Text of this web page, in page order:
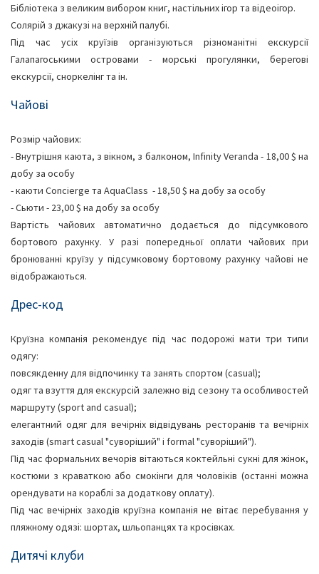
Бібліотека з великим вибором книг, настільних ігор та відеоігор.
Солярій з джакузі на верхній палубі.
Під час усіх круїзів організуються різноманітні екскурсії
Галапагоськими островами - морські прогулянки, берегові
екскурсії, сноркелінг та ін.
Чайові
Розмір чайових:
- Внутрішня каюта, з вікном, з балконом, Infinity Veranda - 18,00 $ на
добу за особу
- каюти Concierge та AquaClass - 18,50 $ на добу за особу
- Сьюти - 23,00 $ на добу за особу
Вартість чайових автоматично додається до підсумкового
бортового рахунку. У разі попередньої оплати чайових при
бронюванні круїзу у підсумковому бортовому рахунку чайові не
відображаються.
Дрес-код
Круїзна компанія рекомендує під час подорожі мати три типи
одягу:
повсякденну для відпочинку та занять спортом (casual);
одяг та взуття для екскурсій залежно від сезону та особливостей
маршруту (sport and casual);
елегантний одяг для вечірніх відвідувань ресторанів та вечірніх
заходів (smart casual "суворіший" і formal "суворіший").
Під час формальних вечорів вітаються коктейльні сукні для жінок,
костюми з краваткою або смокінги для чоловіків (останні можна
орендувати на кораблі за додаткову оплату).
Під час вечірніх заходів круїзна компанія не вітає перебування у
пляжному одязі: шортах, шльопанцях та кросівках.
Дитячі клуби